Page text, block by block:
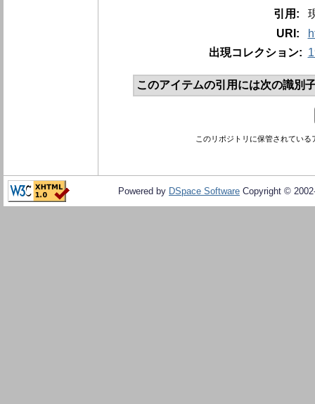
引用:
URI:
出現コレクション:
このアイテムの引用には次の識別
このリポジトリに保管されてい
Powered by DSpace Software Copyright ©